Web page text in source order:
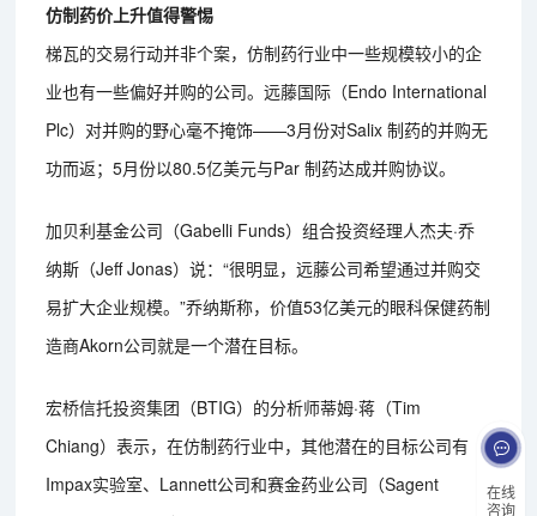
在线
咨询
仿制药价上升值得警惕
梯瓦的交易行动并非个案，仿制药行业中一些规模较小的企
业也有一些偏好并购的公司。远藤国际（Endo International
Plc）对并购的野心毫不掩饰——3月份对Salix 制药的并购无
功而返；5月份以80.5亿美元与Par 制药达成并购协议。
加贝利基金公司（Gabelli Funds）组合投资经理人杰夫·乔
纳斯（Jeff Jonas）说：“很明显，远藤公司希望通过并购交
易扩大企业规模。”乔纳斯称，价值53亿美元的眼科保健药制
造商Akorn公司就是一个潜在目标。
宏桥信托投资集团（BTIG）的分析师蒂姆·蒋（Tim
Chiang）表示，在仿制药行业中，其他潜在的目标公司有
Impax实验室、Lannett公司和赛金药业公司（Sagent